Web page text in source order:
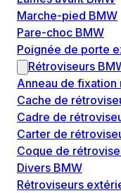
Marche-pied BMW
Pare-choc BMW
Poignée de porte
Rétroviseurs
Anneau de
Cache de
Cadre de
Carter de
Coque de
Divers BMW
Rétroviseurs